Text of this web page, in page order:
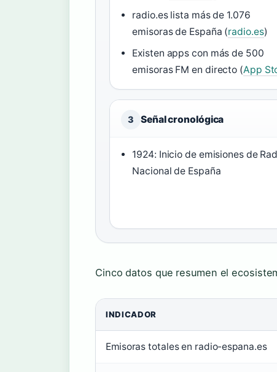
radio.es lista más de 1.076
emisoras de España (radio.es)
Existen apps con más de 500
emisoras FM en directo (App
3 Señal cronológica
1924: Inicio de emisiones de
Nacional de España
Cinco datos que resumen el
INDICADOR
Emisoras totales en radio-espana.es